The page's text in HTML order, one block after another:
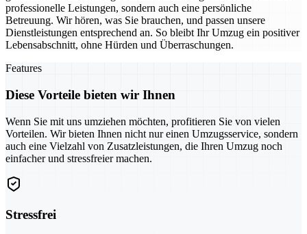
professionelle Leistungen, sondern auch eine persönliche
Betreuung. Wir hören, was Sie brauchen, und passen unsere
Dienstleistungen entsprechend an. So bleibt Ihr Umzug ein positiver
Lebensabschnitt, ohne Hürden und Überraschungen.
Features
Diese Vorteile bieten wir Ihnen
Wenn Sie mit uns umziehen möchten, profitieren Sie von vielen
Vorteilen. Wir bieten Ihnen nicht nur einen Umzugsservice, sondern
auch eine Vielzahl von Zusatzleistungen, die Ihren Umzug noch
einfacher und stressfreier machen.
Stressfrei